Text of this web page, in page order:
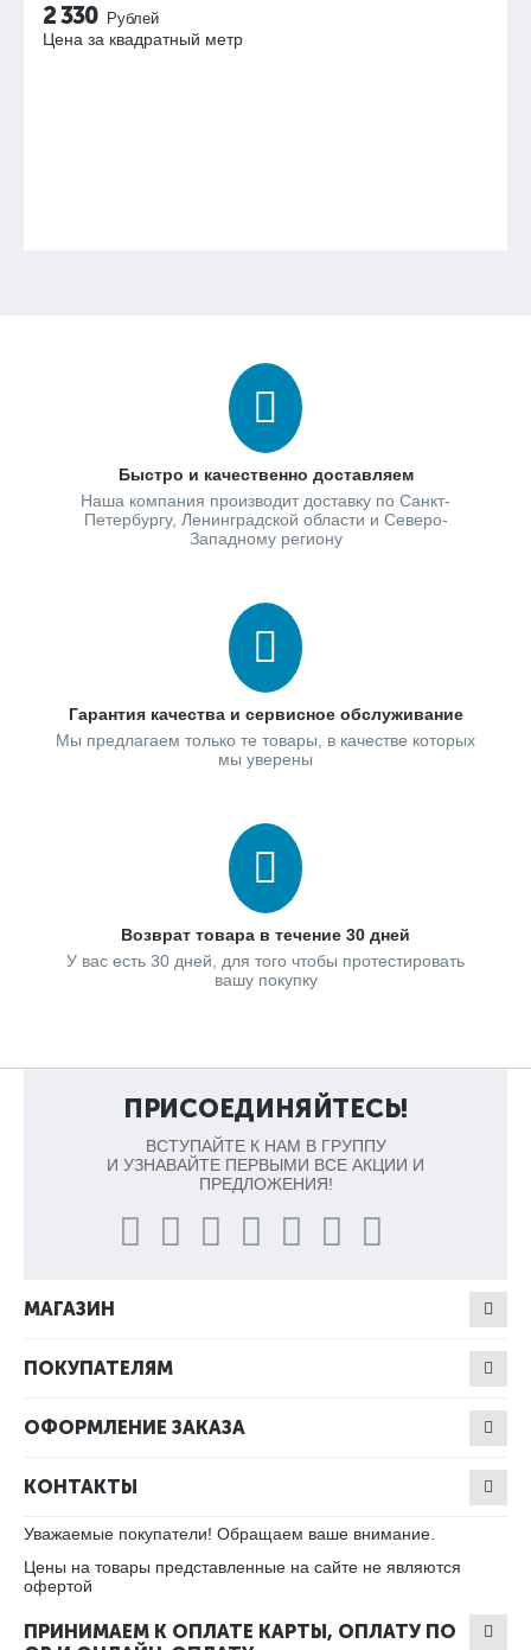
2 330 Рублей
Цена за квадратный метр
Быстро и качественно доставляем
Наша компания производит доставку по Санкт-
Петербургу, Ленинградской области и Северо-
Западному региону
Гарантия качества и сервисное обслуживание
Мы предлагаем только те товары, в качестве которых
мы уверены
Возврат товара в течение 30 дней
У вас есть 30 дней, для того чтобы протестировать
вашу покупку
ПРИСОЕДИНЯЙТЕСЬ!
ВСТУПАЙТЕ К НАМ В ГРУППУ
И УЗНАВАЙТЕ ПЕРВЫМИ ВСЕ АКЦИИ И
ПРЕДЛОЖЕНИЯ!
МАГАЗИН
ПОКУПАТЕЛЯМ
ОФОРМЛЕНИЕ ЗАКАЗА
КОНТАКТЫ
Уважаемые покупатели! Обращаем ваше внимание.
Цены на товары представленные на сайте не являются
офертой
ПРИНИМАЕМ К ОПЛАТЕ КАРТЫ, ОПЛАТУ ПО